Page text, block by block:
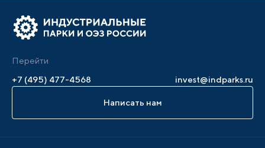
Перейти
+7 (495) 477-4568
invest@indparks.ru
Написать нам